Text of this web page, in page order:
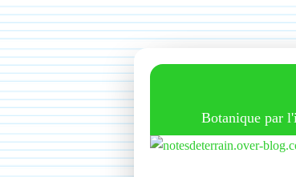
Botanique par